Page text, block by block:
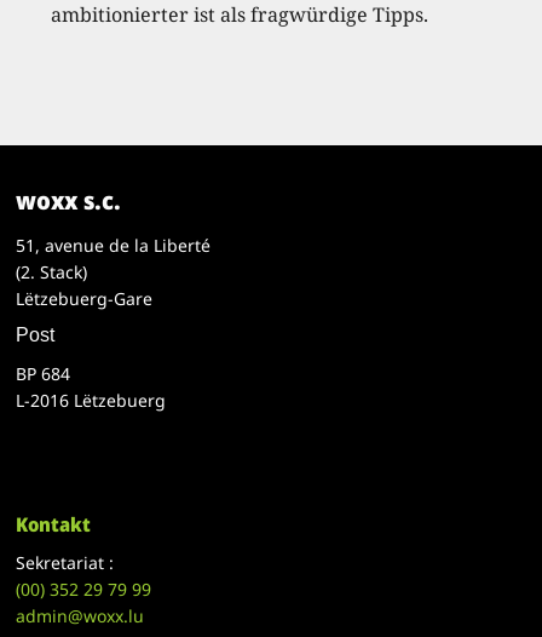
ambitionierter ist als fragwürdige Tipps.
woxx s.c.
51, avenue de la Liberté
(2. Stack)
Lëtzebuerg-Gare
Post
BP 684
L-2016 Lëtzebuerg
Kontakt
Sekretariat :
(00)352 29 79 99
admin@woxx.lu